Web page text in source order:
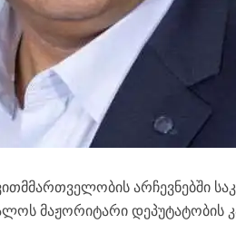
არჩევნებში
მაჟორიტარი დეპუტატობის